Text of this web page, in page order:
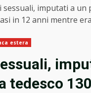
sessuali, imputati a un
in 12 anni mentre
estera
tedesco